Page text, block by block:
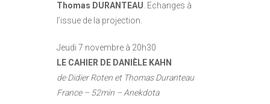
Thomas DURANTEAU . Echanges à
l’issue de la projection.
Jeudi 7 novembre à 20h30
LE CAHIER DE DANIÈLE KAHN
de Didier Roten et Thomas Duranteau
France – 52min – Anekdota